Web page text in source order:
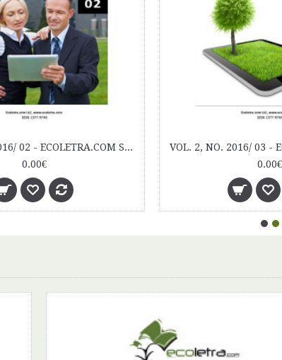
Publikačný balík Ecoletra.com Scientific eJournal
49.90€
0.00€